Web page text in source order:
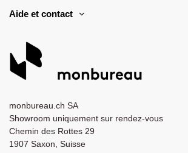
Aide et contact
monbureau.ch SA
Showroom uniquement sur rendez-vous
Chemin des Rottes 29
1907 Saxon, Suisse